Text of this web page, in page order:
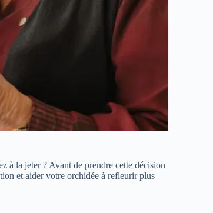
à la jeter ? Avant de prendre cette décision
et aider votre orchidée à refleurir plus